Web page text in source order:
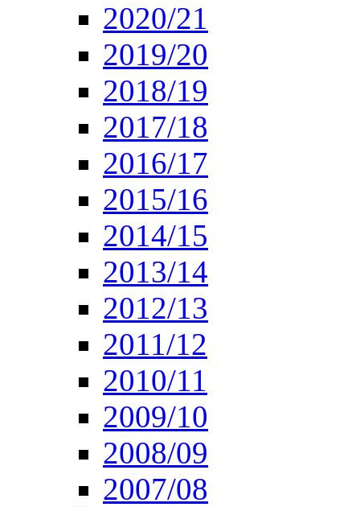
2020/21
2019/20
2018/19
2017/18
2016/17
2015/16
2014/15
2013/14
2012/13
2011/12
2010/11
2009/10
2008/09
2007/08